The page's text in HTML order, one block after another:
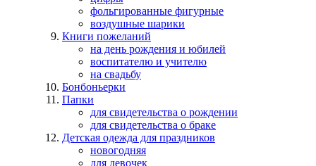
фольгированные фигурные
воздушные шарики
Книги пожеланий
на день рождения и юбилей
воспитателю и учителю
на свадьбу
Бонбоньерки
Папки
для свидетельства о рождении
для свидетельства о браке
Детская одежда для праздников
новогодняя
для девочек